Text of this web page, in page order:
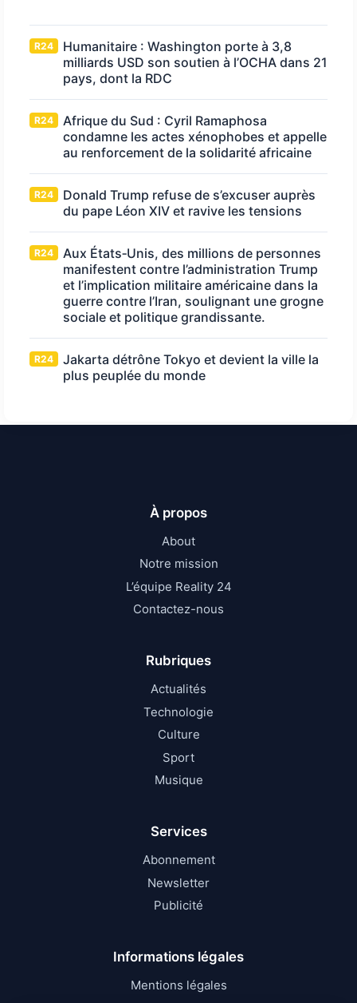
R24
Humanitaire : Washington porte à 3,8
milliards USD son soutien à l’OCHA dans 21
pays, dont la RDC
R24
Afrique du Sud : Cyril Ramaphosa
condamne les actes xénophobes et appelle
au renforcement de la solidarité africaine
R24
Donald Trump refuse de s’excuser auprès
du pape Léon XIV et ravive les tensions
R24
Aux États‑Unis, des millions de personnes
manifestent contre l’administration Trump
et l’implication militaire américaine dans la
guerre contre l’Iran, soulignant une grogne
sociale et politique grandissante.
R24
Jakarta détrône Tokyo et devient la ville la
plus peuplée du monde
À propos
About
Notre mission
L’équipe Reality 24
Contactez-nous
Rubriques
Actualités
Technologie
Culture
Sport
Musique
Services
Abonnement
Newsletter
Publicité
Informations légales
Mentions légales